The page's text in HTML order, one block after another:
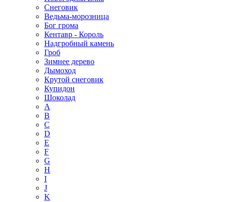
Снеговик
Ведьма-морозница
Бог грома
Кентавр - Король
Надгробный камень
Гроб
Зимнее дерево
Дымоход
Крутой снеговик
Купидон
Шоколад
A
B
C
D
E
F
G
H
I
J
K